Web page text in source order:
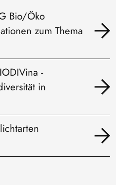
Bio/Öko
zum Thema
-
in